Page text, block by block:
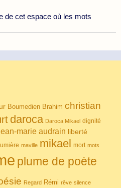
de cet espace où les mots
Boumedien Brahim christian
daroca Daroca Mikael dignité
marie audrain liberté
maville mikael mort mots
plume de poète
Regard Rémi rêve silence